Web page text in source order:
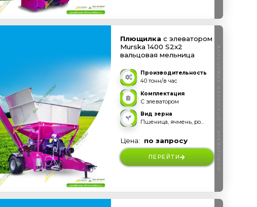
Плющилка с элеватором
Murska 1400 S2x2
вальцовая мельница
Производительность
40 тонн/в час
Комплектация
С элеватором
Вид зерна
Пшеница, ячмень, рожь, овес, тритикале и прочее
Цена: по запросу
ПЕРЕЙТИ ВАЛЬЦОВЫЕ МЕЛЬНИЦЫ С ЭЛЕВАТОРОМ